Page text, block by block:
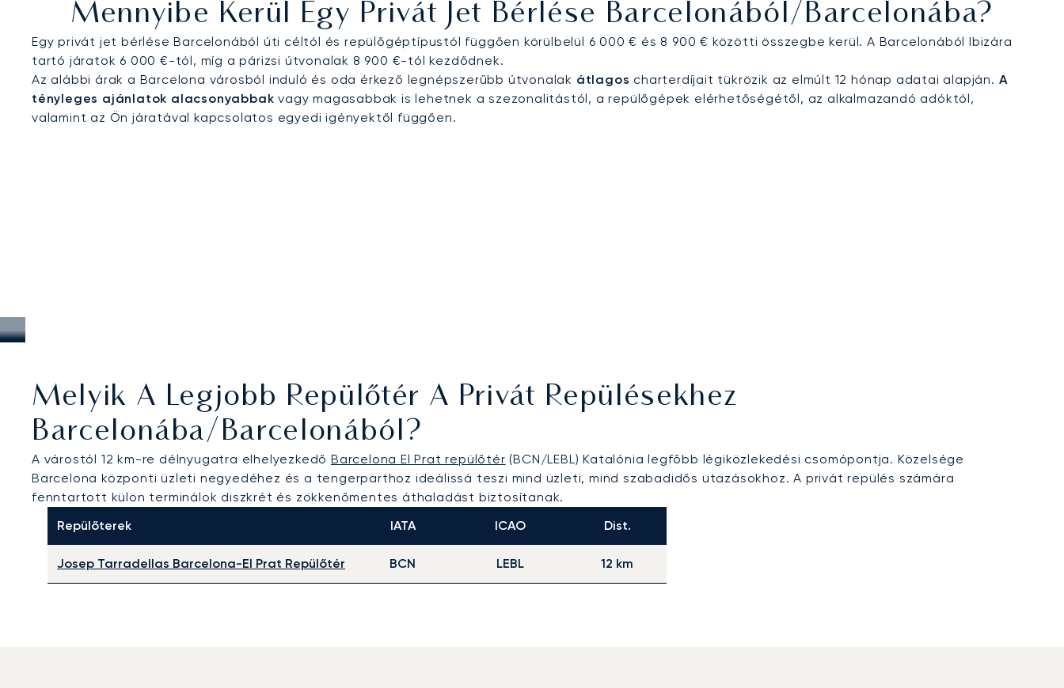
Mennyibe Kerül Egy Privát Jet Bérlése Barcelonából/Barcelonába?
Egy privát jet bérlése Barcelonából úti céltól és repülőgéptípustól függően körülbelül 6 000 € és 8 900 € közötti összegbe kerül. A Barcelonából Ibizára
tartó járatok 6 000 €-tól, míg a párizsi útvonalak 8 900 €-tól kezdődnek.
Az alábbi árak a Barcelona városból induló és oda érkező legnépszerűbb útvonalak átlagos charterdíjait tükrözik az elmúlt 12 hónap adatai alapján. A
tényleges ajánlatok alacsonyabbak vagy magasabbak is lehetnek a szezonalitástól, a repülőgépek elérhetőségétől, az alkalmazandó adóktól,
valamint az Ön járatával kapcsolatos egyedi igényektől függően.
Melyik A Legjobb Repülőtér A Privát Repülésekhez
Barcelonába/Barcelonából?
A várostól 12 km-re délnyugatra elhelyezkedő Barcelona El Prat repülőtér (BCN/LEBL) Katalónia legfőbb légiközlekedési csomópontja. Közelsége
Barcelona központi üzleti negyedéhez és a tengerparthoz ideálissá teszi mind üzleti, mind szabadidős utazásokhoz. A privát repülés számára
fenntartott külön terminálok diszkrét és zökkenőmentes áthaladást biztosítanak.
Repülőterek
IATA ICAO Dist.
Josep Tarradellas Barcelona-El Prat Repülőtér BCN LEBL 12 km